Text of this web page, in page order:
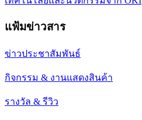
แฟ้มข่าวสาร
ข่าวประชาสัมพันธ์
กิจกรรม & งานแสดงสินค้า
รางวัล & รีวิว